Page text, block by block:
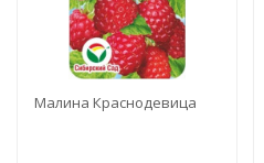
Малина Краснодевица